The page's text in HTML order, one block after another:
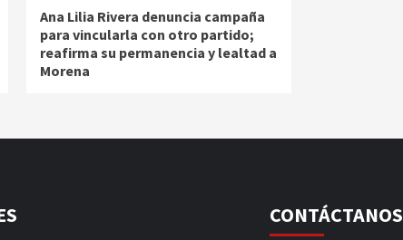
Ana Lilia Rivera denuncia campaña
para vincularla con otro partido;
reafirma su permanencia y lealtad a
Morena
CONTÁCTANOS